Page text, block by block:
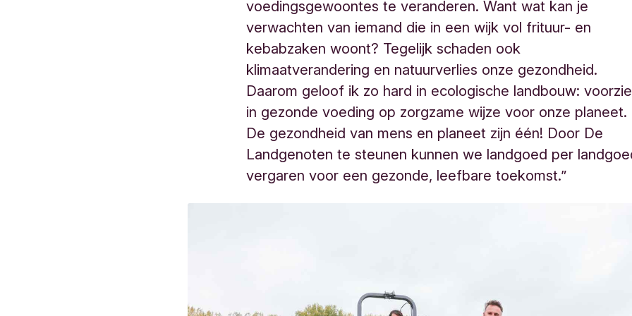
voedingsgewoontes te veranderen. Want wat kan je
verwachten van iemand die in een wijk vol frituur- en
kebabzaken woont? Tegelijk schaden ook
klimaatverandering en natuurverlies onze gezondheid.
Daarom geloof ik zo hard in ecologische landbouw:
in gezonde voeding op zorgzame wijze voor onze planeet.
De gezondheid van mens en planeet zijn één! Door De
Landgenoten te steunen kunnen we landgoed per
vergaren voor een gezonde, leefbare toekomst.”